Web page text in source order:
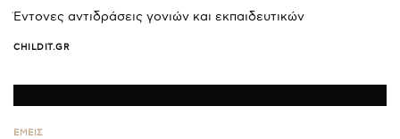
Έντονες αντιδράσεις γονιών και εκπαιδευτικών
CHILDIT.GR
ΕΜΕΙΣ